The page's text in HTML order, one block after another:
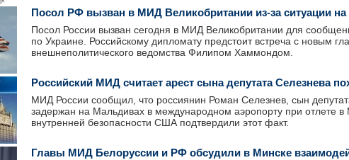
Посол РФ вызван в МИД Великобритании из-за ситуации на
Посол России вызван сегодня в МИД Великобритании для
по Украине. Российскому дипломату предстоит встреча с новым
внешнеполитического ведомства Филипом Хаммондом.
Российский МИД считает арест сына депутата Селезнева
МИД России сообщил, что россиянин Роман Селезнев, сын
задержан на Мальдивах в международном аэропорту при отлете в
внутренней безопасности США подтвердили этот факт.
Главы МИД Белоруссии и РФ обсудили в Минске